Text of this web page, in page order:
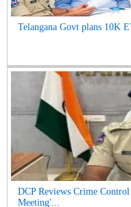
Telangana Govt plans 10K
DCP Reviews Crime
Meeting'...